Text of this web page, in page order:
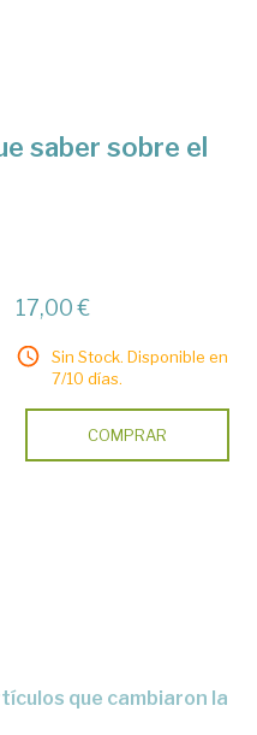
saber sobre el
17,00 €
Sin Stock. Disponible en
7/10 días.
COMPRAR